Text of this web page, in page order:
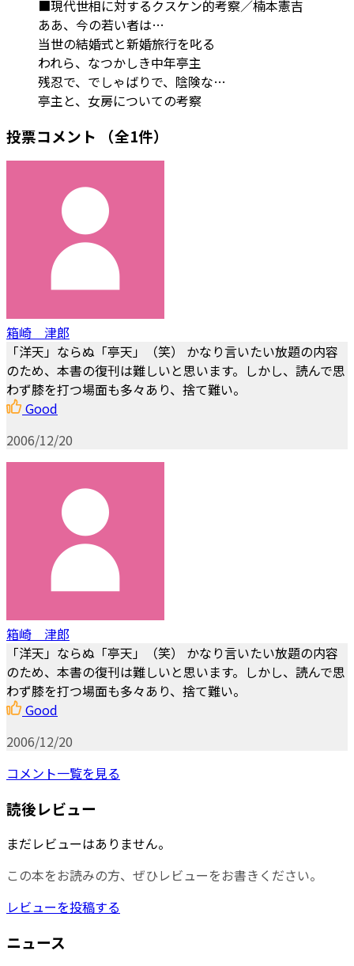
■現代世相に対するクスケン的考察／楠本憲吉
ああ、今の若い者は…
当世の結婚式と新婚旅行を叱る
われら、なつかしき中年亭主
残忍で、でしゃばりで、陰険な…
亭主と、女房についての考察
投票コメント （全1件）
箱崎 津郎
「洋天」ならぬ「亭天」（笑） かなり言いたい放題の内容
のため、本書の復刊は難しいと思います。しかし、読んで思
わず膝を打つ場面も多々あり、捨て難い。
Good
2006/12/20
箱崎 津郎
「洋天」ならぬ「亭天」（笑） かなり言いたい放題の内容
のため、本書の復刊は難しいと思います。しかし、読んで思
わず膝を打つ場面も多々あり、捨て難い。
Good
2006/12/20
コメント一覧を見る
読後レビュー
まだレビューはありません。
この本をお読みの方、ぜひレビューをお書きください。
レビューを投稿する
ニュース